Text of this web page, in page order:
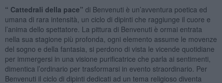
“ Cattedrali della pace” di Benvenuti è un’avventura poetica ed
umana di rara intensità, un ciclo di dipinti che raggiunge il cuore e
l’anima dello spettatore. La pittura di Benvenuti è ormai entrata
nella sua stagione più profonda, ogni elemento assume le movenze
del sogno e della fantasia, si perdono di vista le vicende quotidiane
per immergersi in una visione purificatrice che parla ai sentimenti,
dimentica l’ordinario per trasformarsi in evento straordinario. Per
Benvenuti il ciclo di dipinti dedicati ad un tema religioso diventa